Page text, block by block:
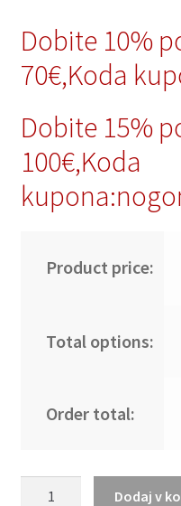
Dobite 10%
70€,Koda
Dobite 15%
100€,Koda
Product price:
Total options:
Order total:
Dodaj v